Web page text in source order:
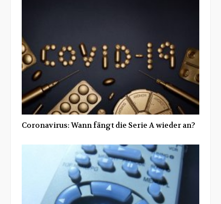
Coronavirus: Wann fängt die Serie A wieder an?